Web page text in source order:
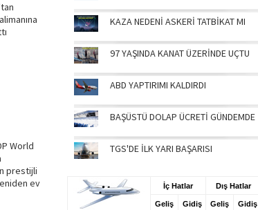
World
prestijli
ev
KAZA NEDENİ ASKERİ TATBİKAT MI
97 YAŞINDA KANAT ÜZERİNDE UÇTU
ABD YAPTIRIMI KALDIRDI
BAŞÜSTÜ DOLAP ÜCRETİ GÜNDEMDE
TGS'DE İLK YARI BAŞARISI
İç Hatlar Dış Hatlar
Geliş Gidiş Geliş Gidiş